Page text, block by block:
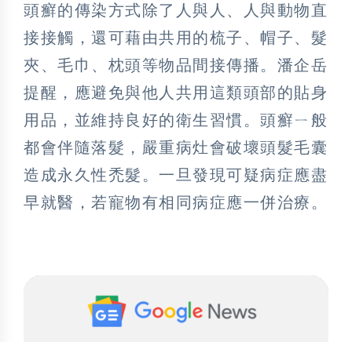
頭癬的傳染方式除了人與人、人與動物直
接接觸，還可藉由共用的梳子、帽子、髮
夾、毛巾、枕頭等物品間接傳播。潘企岳
提醒，應避免與他人共用這類頭部的貼身
用品，並維持良好的衛生習慣。頭癬ㄧ般
都會伴隨落髮，嚴重病灶會破壞頭髮毛囊
造成永久性禿髮。一旦發現可疑病症應盡
早就醫，若寵物有相同病症應一併治療。